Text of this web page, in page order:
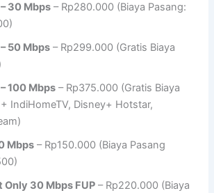
30 Mbps – Rp280.000 (Biaya Pasang:
50 Mbps – Rp299.000 (Gratis Biaya
100 Mbps – Rp375.000 (Gratis Biaya
IndiHomeTV, Disney+ Hotstar,
Mbps – Rp150.000 (Biaya Pasang
Only 30 Mbps FUP – Rp220.000 (Biaya